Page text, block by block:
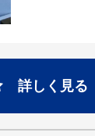
詳しく見る